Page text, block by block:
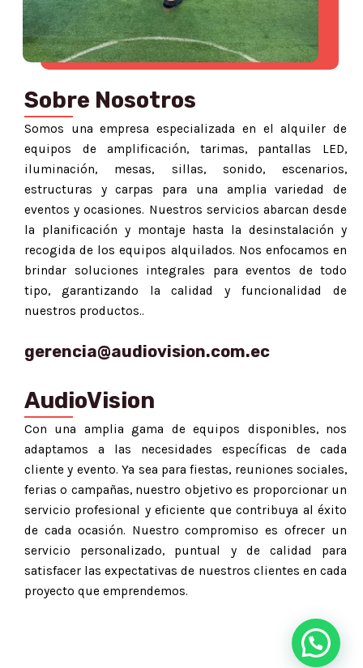
Sobre Nosotros
Somos una empresa especializada en el alquiler de
equipos de amplificación, tarimas, pantallas LED,
iluminación, mesas, sillas, sonido, escenarios,
estructuras y carpas para una amplia variedad de
eventos y ocasiones. Nuestros servicios abarcan desde
la planificación y montaje hasta la desinstalación y
recogida de los equipos alquilados. Nos enfocamos en
brindar soluciones integrales para eventos de todo
tipo, garantizando la calidad y funcionalidad de
nuestros productos..
gerencia@audiovision.com.ec
AudioVision
Con una amplia gama de equipos disponibles, nos
adaptamos a las necesidades específicas de cada
cliente y evento. Ya sea para fiestas, reuniones sociales,
ferias o campañas, nuestro objetivo es proporcionar un
servicio profesional y eficiente que contribuya al éxito
de cada ocasión. Nuestro compromiso es ofrecer un
servicio personalizado, puntual y de calidad para
satisfacer las expectativas de nuestros clientes en cada
proyecto que emprendemos.